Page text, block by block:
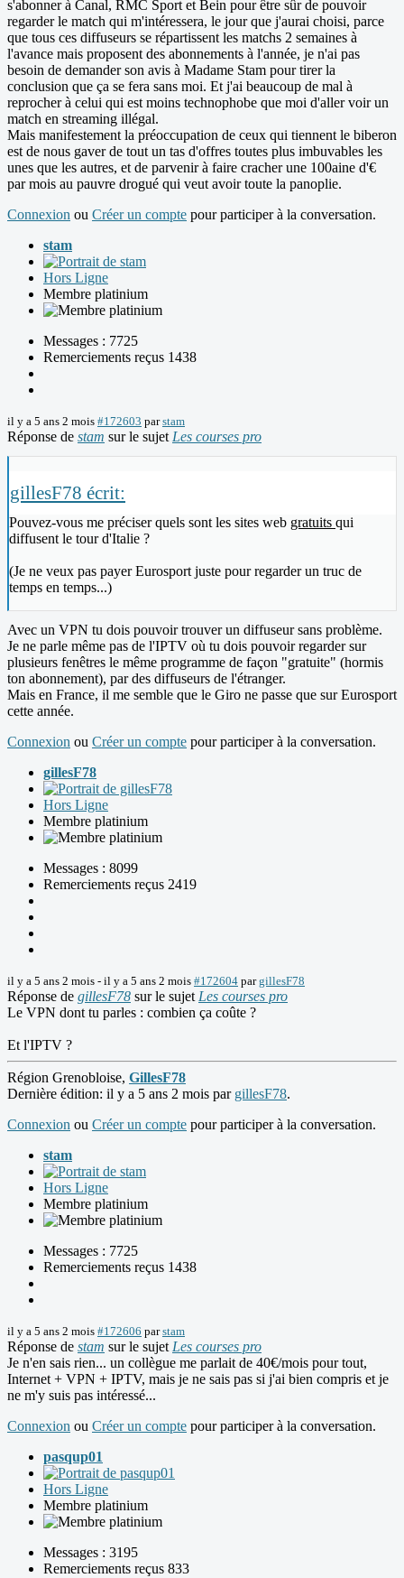
s'abonner à Canal, RMC Sport et Bein pour être sûr de pouvoir
regarder le match qui m'intéressera, le jour que j'aurai choisi, parce
que tous ces diffuseurs se répartissent les matchs 2 semaines à
l'avance mais proposent des abonnements à l'année, je n'ai pas
besoin de demander son avis à Madame Stam pour tirer la
conclusion que ça se fera sans moi. Et j'ai beaucoup de mal à
reprocher à celui qui est moins technophobe que moi d'aller voir un
match en streaming illégal.
Mais manifestement la préoccupation de ceux qui tiennent le biberon
est de nous gaver de tout un tas d'offres toutes plus imbuvables les
unes que les autres, et de parvenir à faire cracher une 100aine d'€
par mois au pauvre drogué qui veut avoir toute la panoplie.
Connexion ou Créer un compte pour participer à la conversation.
stam
Hors Ligne
Membre platinium
Messages : 7725
Remerciements reçus 1438
il y a 5 ans 2 mois #172603 parstam
Réponse de stam sur le sujet Les courses pro
gillesF78 écrit:
Pouvez-vous me préciser quels sont les sites web gratuits qui
diffusent le tour d'Italie ?
(Je ne veux pas payer Eurosport juste pour regarder un truc de
temps en temps...)
Avec un VPN tu dois pouvoir trouver un diffuseur sans problème.
Je ne parle même pas de l'IPTV où tu dois pouvoir regarder sur
plusieurs fenêtres le même programme de façon "gratuite" (hormis
ton abonnement), par des diffuseurs de l'étranger.
Mais en France, il me semble que le Giro ne passe que sur Eurosport
cette année.
Connexion ou Créer un compte pour participer à la conversation.
gillesF78
Hors Ligne
Membre platinium
Messages : 8099
Remerciements reçus 2419
il y a 5 ans 2 mois - il y a 5 ans 2 mois #172604 pargillesF78
Réponse de gillesF78 sur le sujet Les courses pro
Le VPN dont tu parles : combien ça coûte ?
Et l'IPTV ?
Région Grenobloise, GillesF78
Dernière édition: il y a 5 ans 2 mois par gillesF78.
Connexion ou Créer un compte pour participer à la conversation.
stam
Hors Ligne
Membre platinium
Messages : 7725
Remerciements reçus 1438
il y a 5 ans 2 mois #172606 parstam
Réponse de stam sur le sujet Les courses pro
Je n'en sais rien... un collègue me parlait de 40€/mois pour tout,
Internet + VPN + IPTV, mais je ne sais pas si j'ai bien compris et je
ne m'y suis pas intéressé...
Connexion ou Créer un compte pour participer à la conversation.
pasqup01
Hors Ligne
Membre platinium
Messages : 3195
Remerciements reçus 833